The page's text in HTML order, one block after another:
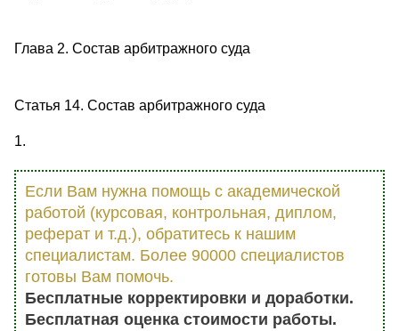
Глава 2. Состав арбитражного суда
Статья 14. Состав арбитражного суда
1.
Если Вам нужна помощь с академической
работой (курсовая, контрольная, диплом,
реферат и т.д.), обратитесь к нашим
специалистам. Более 90000 специалистов
готовы Вам помочь.
Бесплатные корректировки и доработки.
Бесплатная оценка стоимости работы.